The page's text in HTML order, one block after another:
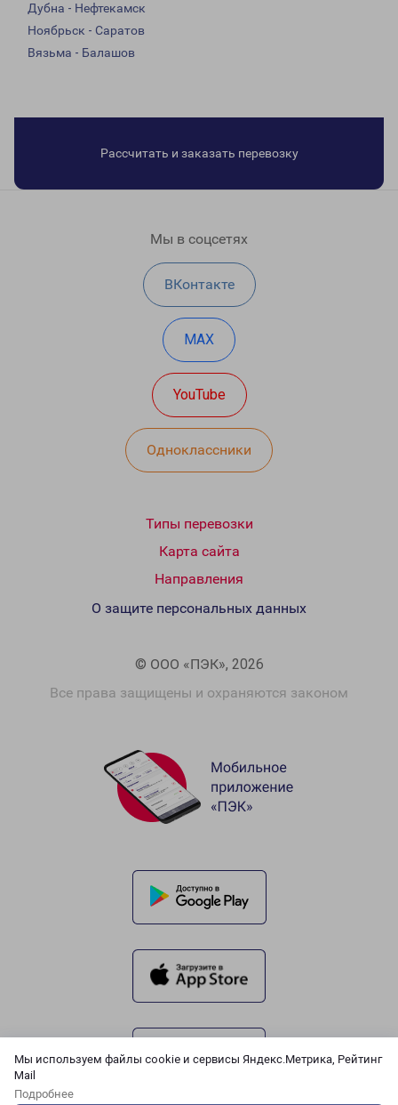
Мы используем файлы cookie и сервисы Яндекс.Метрика, Рейтинг
Mail
Подробнее
Дубна - Нефтекамск
Ноябрьск - Саратов
Вязьма - Балашов
Рассчитать и заказать перевозку
Мы в соцсетях
ВКонтакте
MAX
YouTube
Одноклассники
Типы перевозки
Карта сайта
Направления
© ООО «ПЭК», 2026
Все права защищены и охраняются законом
О защите персональных данных